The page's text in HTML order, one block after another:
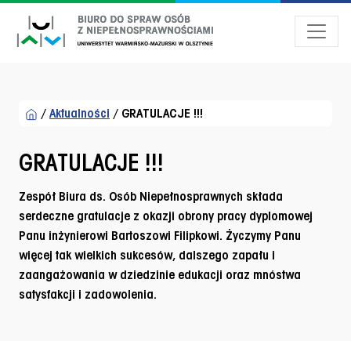
/ Aktualności / GRATULACJE !!!
GRATULACJE !!!
Zespół Biura ds. Osób Niepełnosprawnych składa
serdeczne gratulacje z okazji obrony pracy dyplomowej
Panu inżynierowi Bartoszowi Filipkowi. Życzymy Panu
więcej tak wielkich sukcesów, dalszego zapału i
zaangażowania w dziedzinie edukacji oraz mnóstwa
satysfakcji i zadowolenia.